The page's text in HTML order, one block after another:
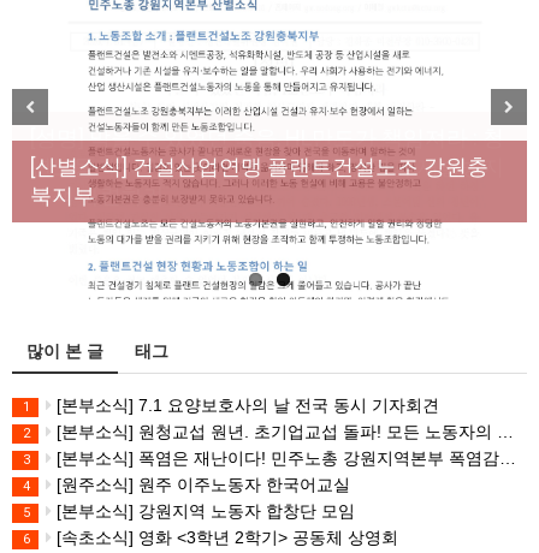
[성명] 막을 수 있었던 죽음, HL만도가 책임져라 : 청
년노동자 사망사고의 철저한 진상규명과 재발방지
대책 마련하라
[산별소식] 건설산업연맹 플랜트건설노조 강원충
북지부
Previous Next
많이 본 글 태그
1 [본부소식] 7.1 요양보호사의 날 전국 동시 기자회견
2 [본부소식] 원청교섭 원년. 초기업교섭 돌파! 모든 노동자의 노동기본권 쟁취! 민주노총 7.15 총파업대회
3 [본부소식] 폭염은 재난이다! 민주노총 강원지역본부 폭염감시단 선포 기자회견
4 [원주소식] 원주 이주노동자 한국어교실
5 [본부소식] 강원지역 노동자 합창단 모임
6 [속초소식] 영화 <3학년 2학기> 공동체 상영회